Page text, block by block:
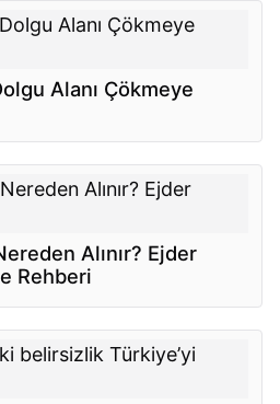
Alanı Çökmeye
Alınır? Ejder
Rehberi